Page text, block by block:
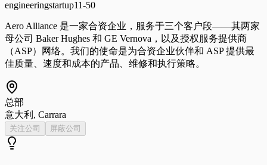
engineeringstartup11-50
Aero Alliance 是一家合资企业，服务于三个客户段——其两家
母公司 Baker Hughes 和 GE Vernova，以及授权服务提供商
（ASP）网络。我们的使命是为合资企业伙伴和 ASP 提供最
佳质量、速度和成本的产品、维修和执行策略。
总部
意大利, Carrara
关注公司 屏蔽公司